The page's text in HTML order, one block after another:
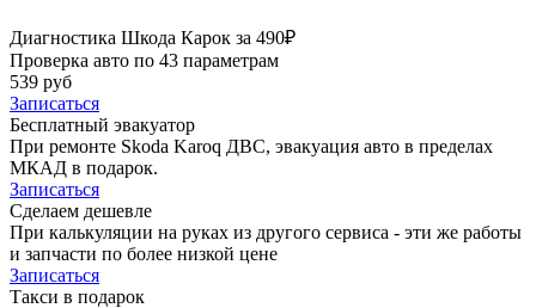
Диагностика Шкода Карок за 490₽
Проверка авто по 43 параметрам
539 руб
Записаться
Бесплатный эвакуатор
При ремонте Skoda Karoq ДВС, эвакуация авто в пределах
МКАД в подарок.
Записаться
Сделаем дешевле
При калькуляции на руках из другого сервиса - эти же работы
и запчасти по более низкой цене
Записаться
Такси в подарок